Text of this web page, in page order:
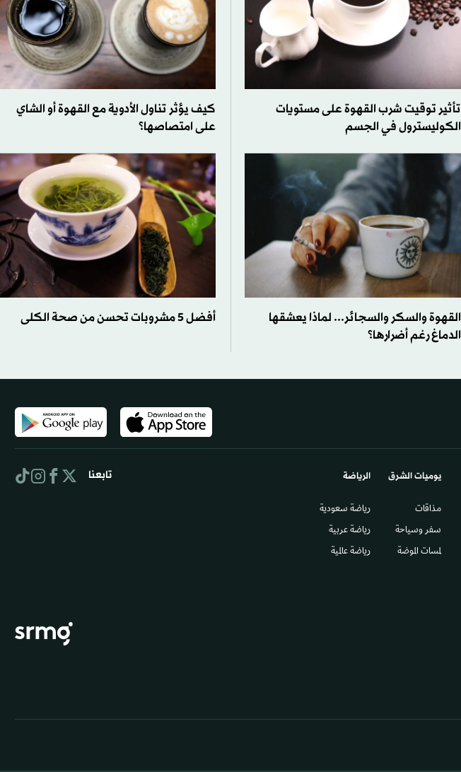
تأثير توقيت شرب القهوة على مستويات
الكوليسترول في الجسم
كيف يؤثر تناول الأدوية مع القهوة أو الشاي
على امتصاصها؟
القهوة والسكر والسجائر... لماذا يعشقها
الدماغ رغم أضرارها؟
أفضل 5 مشروبات تحسن من صحة الكلى
يوميات الشرق​
مذاقات
سفر وسياحة
لمسات الموضة
الرياضة
رياضة سعودية
رياضة عربية
رياضة عالمية
تابعنا